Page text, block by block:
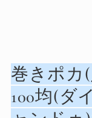
巻きポカ
100均(ダ